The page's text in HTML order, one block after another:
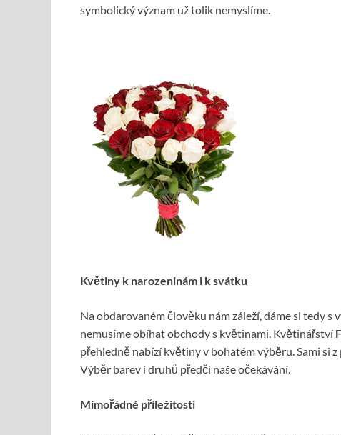
symbolický význam už tolik nemyslíme.
Květiny k narozeninám i k svátku
Na obdarovaném člověku nám záleží, dáme si tedy s
nemusíme obíhat obchody s květinami. Květinářství
přehledně nabízí květiny v bohatém výběru. Sami si
Výběr barev i druhů předčí naše očekávání.
Mimořádné příležitosti